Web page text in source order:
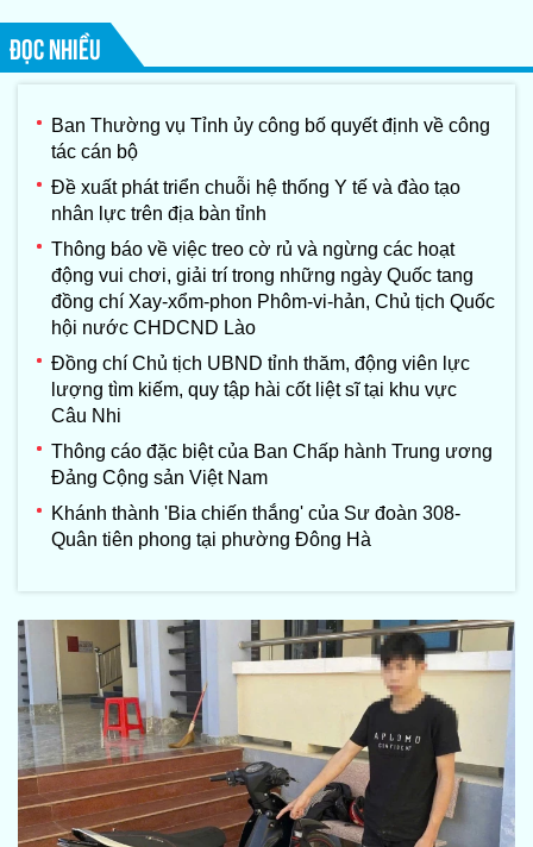
ĐỌC NHIỀU
Ban Thường vụ Tỉnh ủy công bố quyết định về công
tác cán bộ
Đề xuất phát triển chuỗi hệ thống Y tế và đào tạo
nhân lực trên địa bàn tỉnh
Thông báo về việc treo cờ rủ và ngừng các hoạt
động vui chơi, giải trí trong những ngày Quốc tang
đồng chí Xay-xổm-phon Phôm-vi-hản, Chủ tịch Quốc
hội nước CHDCND Lào
Đồng chí Chủ tịch UBND tỉnh thăm, động viên lực
lượng tìm kiếm, quy tập hài cốt liệt sĩ tại khu vực
Câu Nhi
Thông cáo đặc biệt của Ban Chấp hành Trung ương
Đảng Cộng sản Việt Nam
Khánh thành 'Bia chiến thắng' của Sư đoàn 308-
Quân tiên phong tại phường Đông Hà